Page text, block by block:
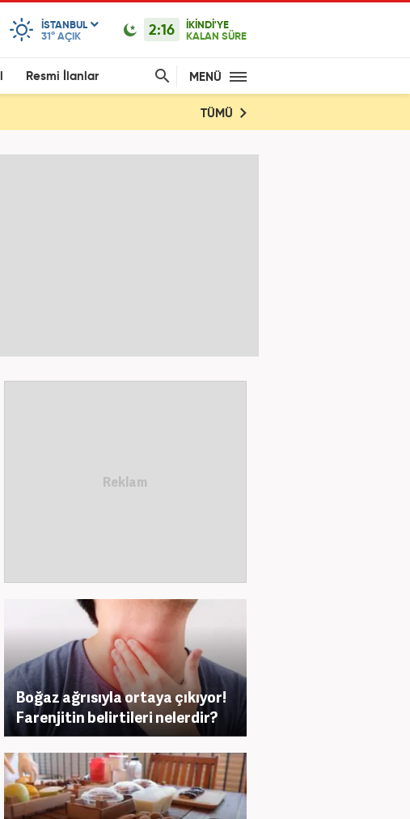
ISTANBUL
31° AÇIK 2:16
İKİNDİ'YE
KALAN SÜRE
Resmi İlanlar MENÜ
TÜMÜ
Boğaz ağrısıyla ortaya çıkıyor!
Farenjitin belirtileri nelerdir?